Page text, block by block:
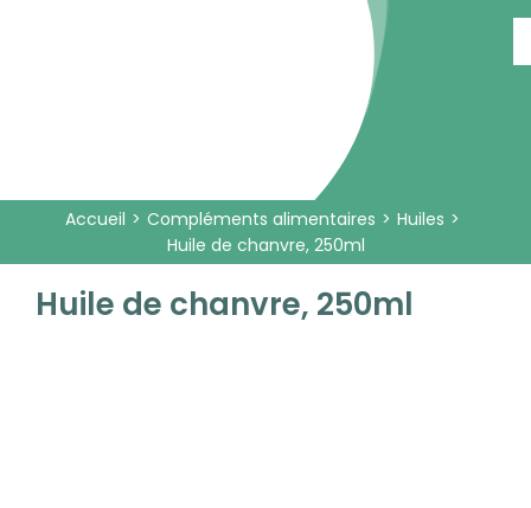
Accueil Compléments alimentaires
Huiles
Huile de chanvre, 250ml
Huile de chanvre, 250ml